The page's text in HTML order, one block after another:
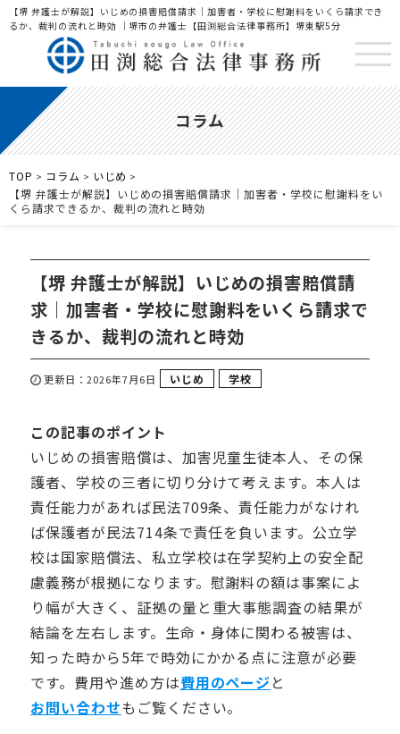
【堺 弁護士が解説】いじめの損害賠償請求｜加害者・学校に慰謝料をいくら請求でき
るか、裁判の流れと時効 ｜堺市の弁護士【田渕総合法律事務所】堺東駅5分
コラム
TOP > コラム > いじめ >
【堺 弁護士が解説】いじめの損害賠償請求｜加害者・学校に慰謝料をい
くら請求できるか、裁判の流れと時効
【堺 弁護士が解説】いじめの損害賠償請
求｜加害者・学校に慰謝料をいくら請求で
きるか、裁判の流れと時効
更新日：2026年7月6日 いじめ 学校
この記事のポイント
いじめの損害賠償は、加害児童生徒本人、その保
護者、学校の三者に切り分けて考えます。本人は
責任能力があれば民法709条、責任能力がなけれ
ば保護者が民法714条で責任を負います。公立学
校は国家賠償法、私立学校は在学契約上の安全配
慮義務が根拠になります。慰謝料の額は事案によ
り幅が大きく、証拠の量と重大事態調査の結果が
結論を左右します。生命・身体に関わる被害は、
知った時から5年で時効にかかる点に注意が必要
です。費用や進め方は費用のページと
お問い合わせもご覧ください。